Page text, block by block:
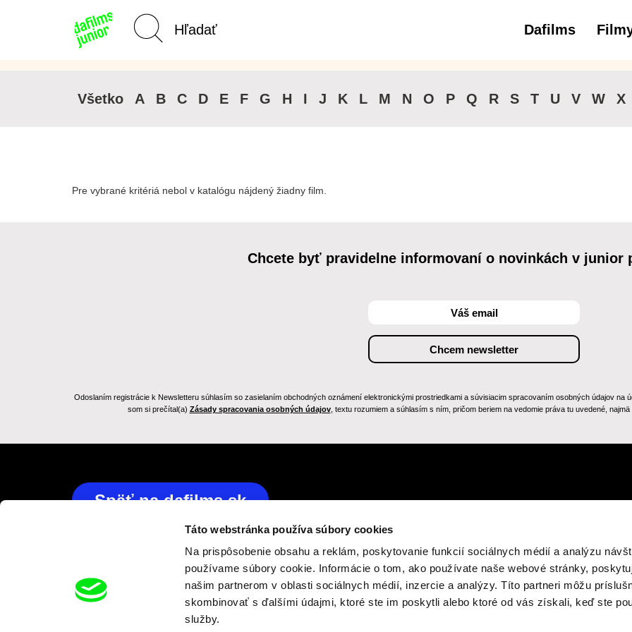
Táto webstránka používa súbory cookies
Na prispôsobenie obsahu a reklám, poskytovanie funkcií sociálnych médií a analýzu
používame súbory cookie. Informácie o tom, ako používate naše webové stránky,
našim partnerom v oblasti sociálnych médií, inzercie a analýzy. Títo partneri môžu
skombinovať s ďalšími údajmi, ktoré ste im poskytli alebo ktoré od vás získali, keď ste
služby.
Domov Dafilms
Kategórie Junior 3 až 6 rokov
Všetko A B C D E F G H I J K L M N O P Q R S T U V W X
Pre vybrané kritériá nebol v katalógu nájdený žiadny film.
Chcete byť pravidelne informovaní o novinkách v junior
Odoslaním registrácie k Newsletteru súhlasím so zasielaním obchodných oznámení elektronickými prostriedkami a súvisiacim spracovaním osobných údajov na
som si prečítal(a) Zásady spracovania osobných údajov, textu rozumiem a súhlasím s ním, pričom beriem na vedomie práva tu uvedené,
Späť na dafilms.sk